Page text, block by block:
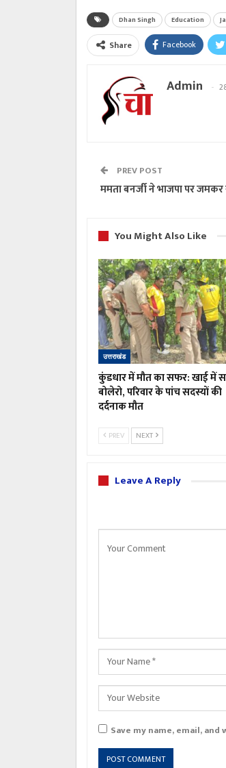
Dhan Singh Education
Share Facebook
Admin
PREV POST
ममता बनर्जी ने भाजपा पर जमकर
You Might Also Like
उत्तराखंड
कुंडधार में मौत का सफर: खाई में
बोलेरो, परिवार के पांच सदस्यों की
दर्दनाक मौत
PREV NEXT
Leave A Reply
Save my name, email,